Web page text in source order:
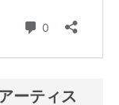
ーティス